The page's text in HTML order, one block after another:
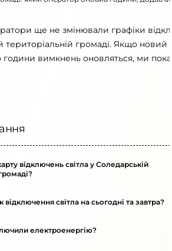
ще не змінювали графіки
територіальній громаді. Якщо новий
години вимкнень оновляться, ми
відключень світла у Соледарській
відключення світла на сьогодні та завтра?
електроенергію?